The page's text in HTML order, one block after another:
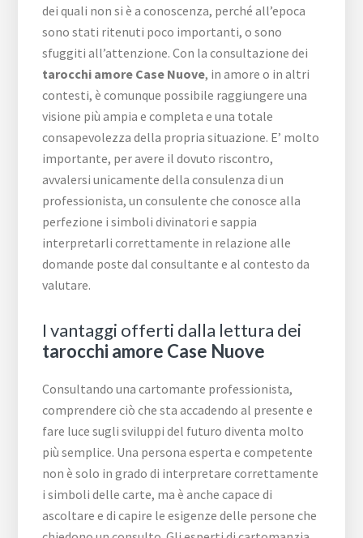
dei quali non si è a conoscenza, perché all’epoca
sono stati ritenuti poco importanti, o sono
sfuggiti all’attenzione. Con la consultazione dei
tarocchi amore Case Nuove, in amore o in altri
contesti, è comunque possibile raggiungere una
visione più ampia e completa e una totale
consapevolezza della propria situazione. E’ molto
importante, per avere il dovuto riscontro,
avvalersi unicamente della consulenza di un
professionista, un consulente che conosce alla
perfezione i simboli divinatori e sappia
interpretarli correttamente in relazione alle
domande poste dal consultante e al contesto da
valutare.
I vantaggi offerti dalla lettura dei
tarocchi amore Case Nuove
Consultando una cartomante professionista,
comprendere ciò che sta accadendo al presente e
fare luce sugli sviluppi del futuro diventa molto
più semplice. Una persona esperta e competente
non è solo in grado di interpretare correttamente
i simboli delle carte, ma è anche capace di
ascoltare e di capire le esigenze delle persone che